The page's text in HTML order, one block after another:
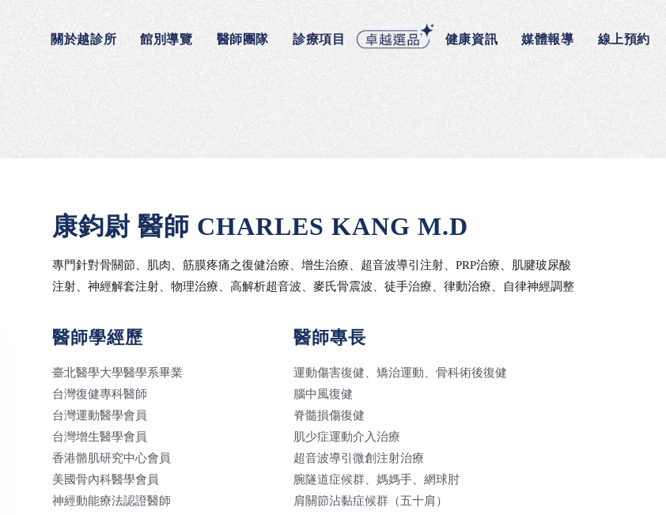
關於越診所 館別導覽 醫師團隊 診療項目 健康資訊 媒體報導 線上預約
康鈞尉 醫師 CHARLES KANG M.D
專門針對骨關節、肌肉、筋膜疼痛之復健治療、增生治療、超音波導引注射、PRP治療、肌腱玻尿酸
注射、神經解套注射、物理治療、高解析超音波、麥氏骨震波、徒手治療、律動治療、自律神經調整
醫師學經歷
臺北醫學大學醫學系畢業
台灣復健專科醫師
台灣運動醫學會員
台灣增生醫學會員
香港骼肌研究中心會員
美國骨內科醫學會員
神經動能療法認證醫師
醫師專長
運動傷害復健、矯治運動、骨科術後復健
腦中風復健
脊髓損傷復健
肌少症運動介入治療
超音波導引微創注射治療
腕隧道症候群、媽媽手、網球肘
肩關節沾黏症候群（五十肩）